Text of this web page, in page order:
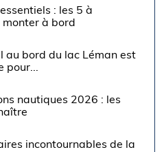
: les 5 à
à bord
au bord du lac Léman est
nautiques 2026 : les
incontournables de la